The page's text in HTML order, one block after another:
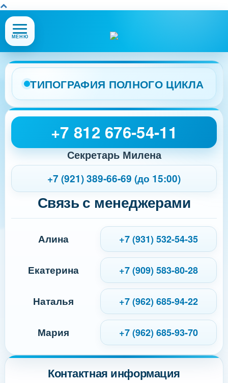
Открыть
или
меню
сайта
МЕНЮ
ТИПОГРАФИЯ ПОЛНОГО ЦИКЛА
Контактная информация
+7 812 676-54-11
Секретарь Милена
+7 (921) 389-66-69 (до 15:00)
Связь с менеджерами
Алина +7 (931) 532-54-35
Екатерина +7 (909) 583-80-28
Наталья +7 (962) 685-94-22
Мария +7 (962) 685-93-70